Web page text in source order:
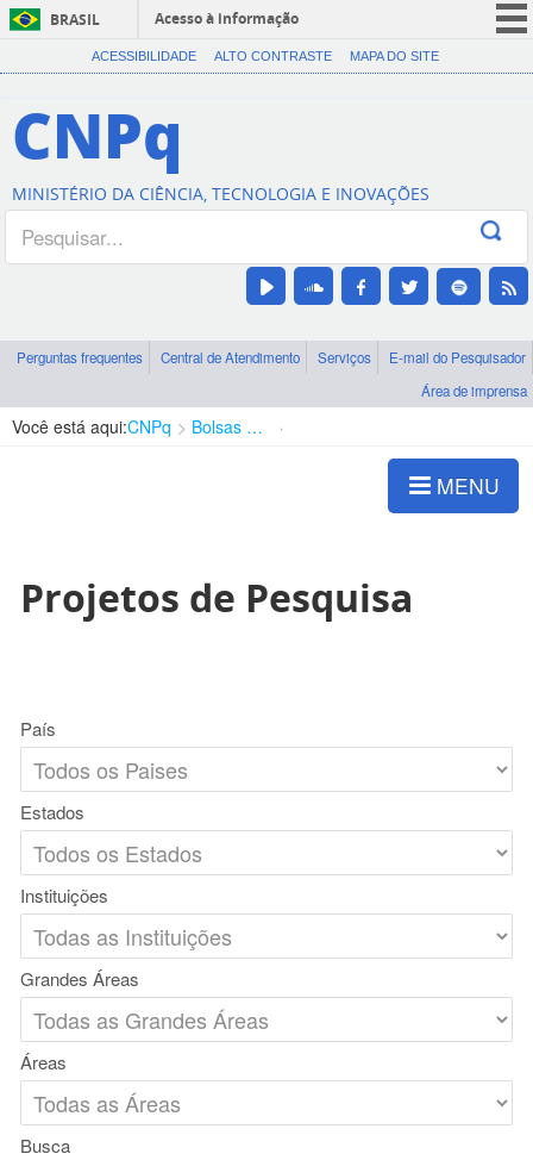
BRASIL
Acesso à informação
CORONAVÍRUS (COVID-19)
Canais
ACESSIBILIDADE ALTO CONTRASTE MAPA DO SITE
CNPq
MINISTÉRIO DA CIÊNCIA, TECNOLOGIA E INOVAÇÕES
Perguntas frequentes Central de Atendimento Serviços
E-mail do Pesquisador
Área de imprensa
Você está aqui:CNPq Bolsas e Auxílios Vigentes
MENU
Projetos de Pesquisa
País
Estados
Instituições
Grandes Áreas
Áreas
Busca